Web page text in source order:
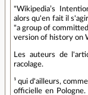
"Wikipedia’s
alors qu'en fait il
"a group of
version of history on
Les auteurs de
racolage.
¹ qui d'ailleurs,
officielle en